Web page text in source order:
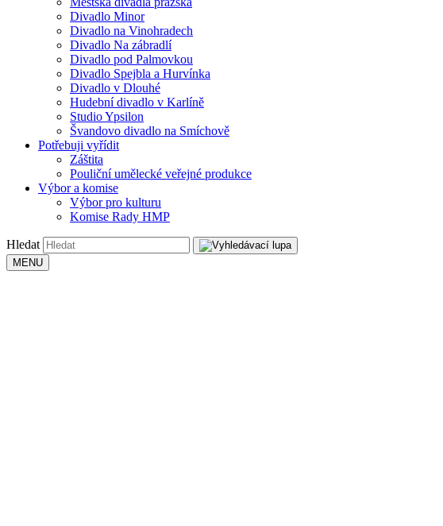
Divadlo Minor
Divadlo na Vinohradech
Divadlo Na zábradlí
Divadlo pod Palmovkou
Divadlo Spejbla a Hurvínka
Divadlo v Dlouhé
Hudební divadlo v Karlíně
Studio Ypsilon
Švandovo divadlo na Smíchově
Potřebuji vyřídit
Záštita
Pouliční umělecké veřejné produkce
Výbor a komise
Výbor pro kulturu
Komise Rady HMP
Hledat
MENU